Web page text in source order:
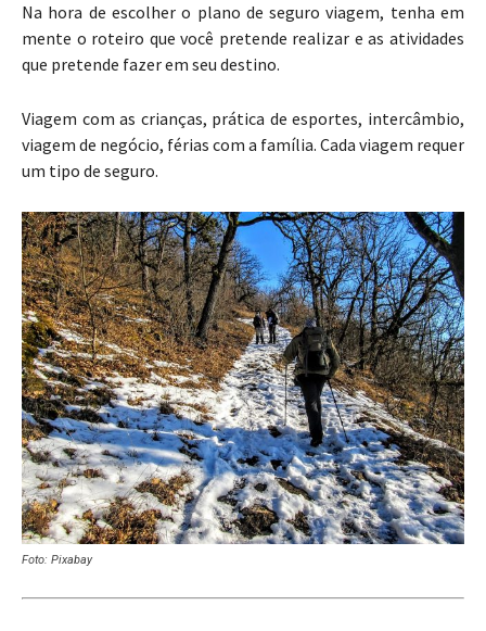
Na hora de escolher o plano de seguro viagem, tenha em
mente o roteiro que você pretende realizar e as atividades
que pretende fazer em seu destino.
Viagem com as crianças, prática de esportes, intercâmbio,
viagem de negócio, férias com a família. Cada viagem requer
um tipo de seguro.
Foto: Pixabay